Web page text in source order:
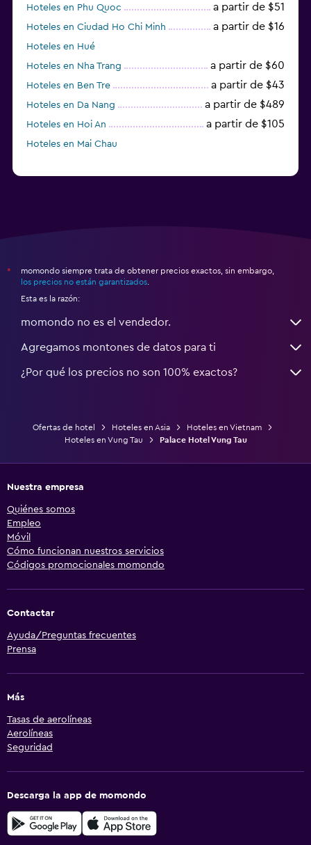
Hoteles en Phu Quoc a partir de $51
Hoteles en Ciudad Ho Chi Minh a partir de $16
Hoteles en Hué
Hoteles en Nha Trang
a partir de $60
Hoteles en Ben Tre a partir de $43
Hoteles en Da Nang a partir de $489
Hoteles en Hoi An a partir de $105
Hoteles en Mai Chau
*
momondo siempre trata de obtener precios exactos, sin embargo,
los precios no están garantizados
Esta es la razón:
momondo no es el vendedor.
Agregamos montones de datos para ti
¿Por qué los precios no son 100% exactos?
Ofertas de hotel Hoteles en Asia
Hoteles en Vietnam
Hoteles en Vung Tau
Palace Hotel Vung Tau
Nuestra empresa
Quiénes somos
Empleo
Móvil
Cómo funcionan nuestros servicios
Códigos promocionales momondo
Contactar
Ayuda/Preguntas frecuentes
Prensa
Más
Tasas de aerolíneas
Aerolíneas
Seguridad
Descarga la app de momondo